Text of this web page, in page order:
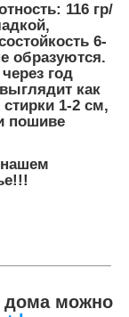
116 гр/
6-
образуются.
год
как
1-2 см,
пошиве
дома можно